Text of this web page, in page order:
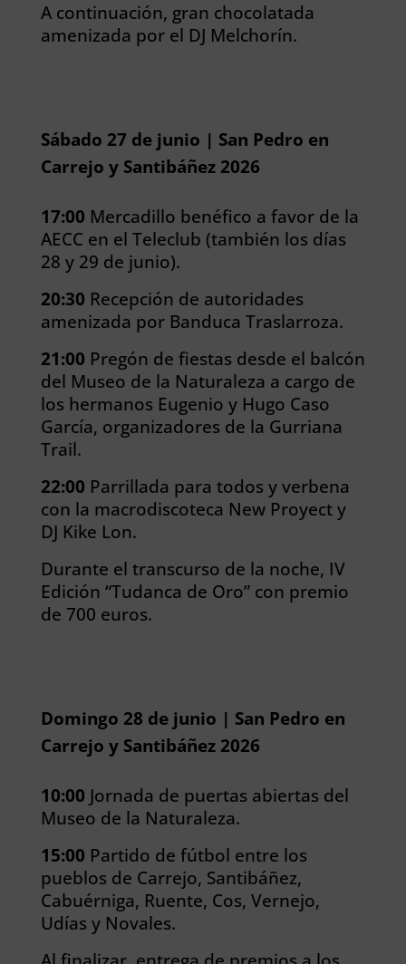
A continuación, gran chocolatada
amenizada por el DJ Melchorín.
Sábado 27 de junio | San Pedro en
Carrejo y Santibáñez 2026
17:00 Mercadillo benéfico a favor de la
AECC en el Teleclub (también los días
28 y 29 de junio).
20:30 Recepción de autoridades
amenizada por Banduca Traslarroza.
21:00 Pregón de fiestas desde el balcón
del Museo de la Naturaleza a cargo de
los hermanos Eugenio y Hugo Caso
García, organizadores de la Gurriana
Trail.
22:00 Parrillada para todos y verbena
con la macrodiscoteca New Proyect y
DJ Kike Lon.
Durante el transcurso de la noche, IV
Edición “Tudanca de Oro” con premio
de 700 euros.
Domingo 28 de junio | San Pedro en
Carrejo y Santibáñez 2026
10:00 Jornada de puertas abiertas del
Museo de la Naturaleza.
15:00 Partido de fútbol entre los
pueblos de Carrejo, Santibáñez,
Cabuérniga, Ruente, Cos, Vernejo,
Udías y Novales.